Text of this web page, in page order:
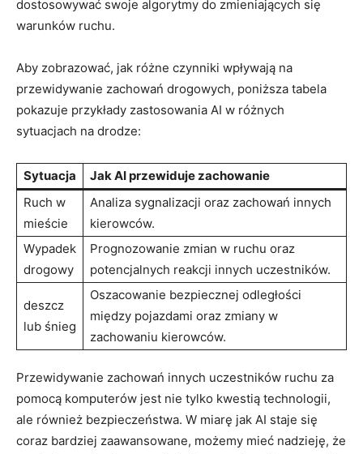
dostosowywać swoje algorytmy‌ do zmieniających się‍
warunków ruchu.
Aby zobrazować, jak różne czynniki wpływają na
przewidywanie zachowań ‍drogowych, poniższa tabela
pokazuje​ przykłady zastosowania AI​ w różnych
sytuacjach na drodze:
Sytuacja
Jak ​AI ⁢przewiduje zachowanie
Ruch‌ w⁤
mieście
Analiza sygnalizacji oraz ​zachowań ⁢innych
kierowców.
Wypadek
drogowy
Prognozowanie zmian⁤ w ruchu oraz
potencjalnych reakcji innych uczestników.
deszcz
lub śnieg
Oszacowanie ⁣bezpiecznej odległości
między pojazdami oraz ⁤zmiany w
⁢zachowaniu kierowców.
Przewidywanie zachowań innych uczestników ruchu za
pomocą komputerów jest nie tylko kwestią technologii,⁢
ale⁢ również‍ bezpieczeństwa. W⁤ miarę jak AI staje się
coraz⁣ bardziej zaawansowane, możemy mieć nadzieję, że⁢